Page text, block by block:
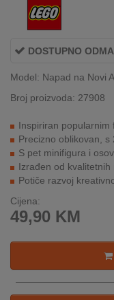
AKCIJE
NOVO
PONUDI
KONTAKT
KUPOVINA
NA
REKLAMACIJA
O
NAMA
DOSTUPNO
Model: Napad na Novi
Broj proizvoda: 27908
Inspiriran popularnim
Precizno oblikovan, s
S pet minifigura i
Izrađen od kvalitetnih
Potiče razvoj
Cijena:
49,90 KM